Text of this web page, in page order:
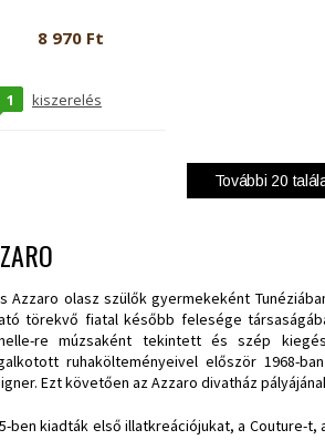
8 970 Ft
1 kiszerelés
További 20
Azzaro olasz szülők gyermekeként
törekvő fiatal később felesége
re múzsaként tekintett és szép
ruhakölteményeivel először 1968-
Ezt követően az Azzaro divatház
ben kiadták első illatkreációjukat, a Couture-